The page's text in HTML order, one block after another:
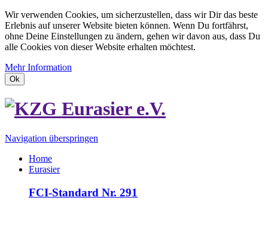
Wir verwenden Cookies, um sicherzustellen, dass wir Dir das beste
Erlebnis auf unserer Website bieten können. Wenn Du fortfährst,
ohne Deine Einstellungen zu ändern, gehen wir davon aus, dass Du
alle Cookies von dieser Website erhalten möchtest.
Mehr Information
Ok
Navigation überspringen
Home
Eurasier
FCI-Standard Nr. 291